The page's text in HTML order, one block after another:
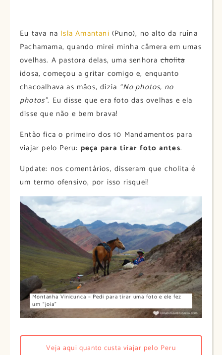
Eu tava na Isla Amantani (Puno), no alto da ruína
Pachamama, quando mirei minha câmera em umas
ovelhas. A pastora delas, uma senhoracholita
idosa, começou a gritar comigo e, enquanto
chacoalhava as mãos, dizia “No photos, no
photos”. Eu disse que era foto das ovelhas e ela
disse que não e bem brava!
Então fica o primeiro dos 10 Mandamentos para
viajar pelo Peru: peça para tirar foto antes.
Update: nos comentários, disseram que cholita é
um termo ofensivo, por isso risquei!
Montanha Vinicunca – Pedi para tirar uma foto e ele fez
um “joia”
Veja aqui quanto custa viajar pelo Peru